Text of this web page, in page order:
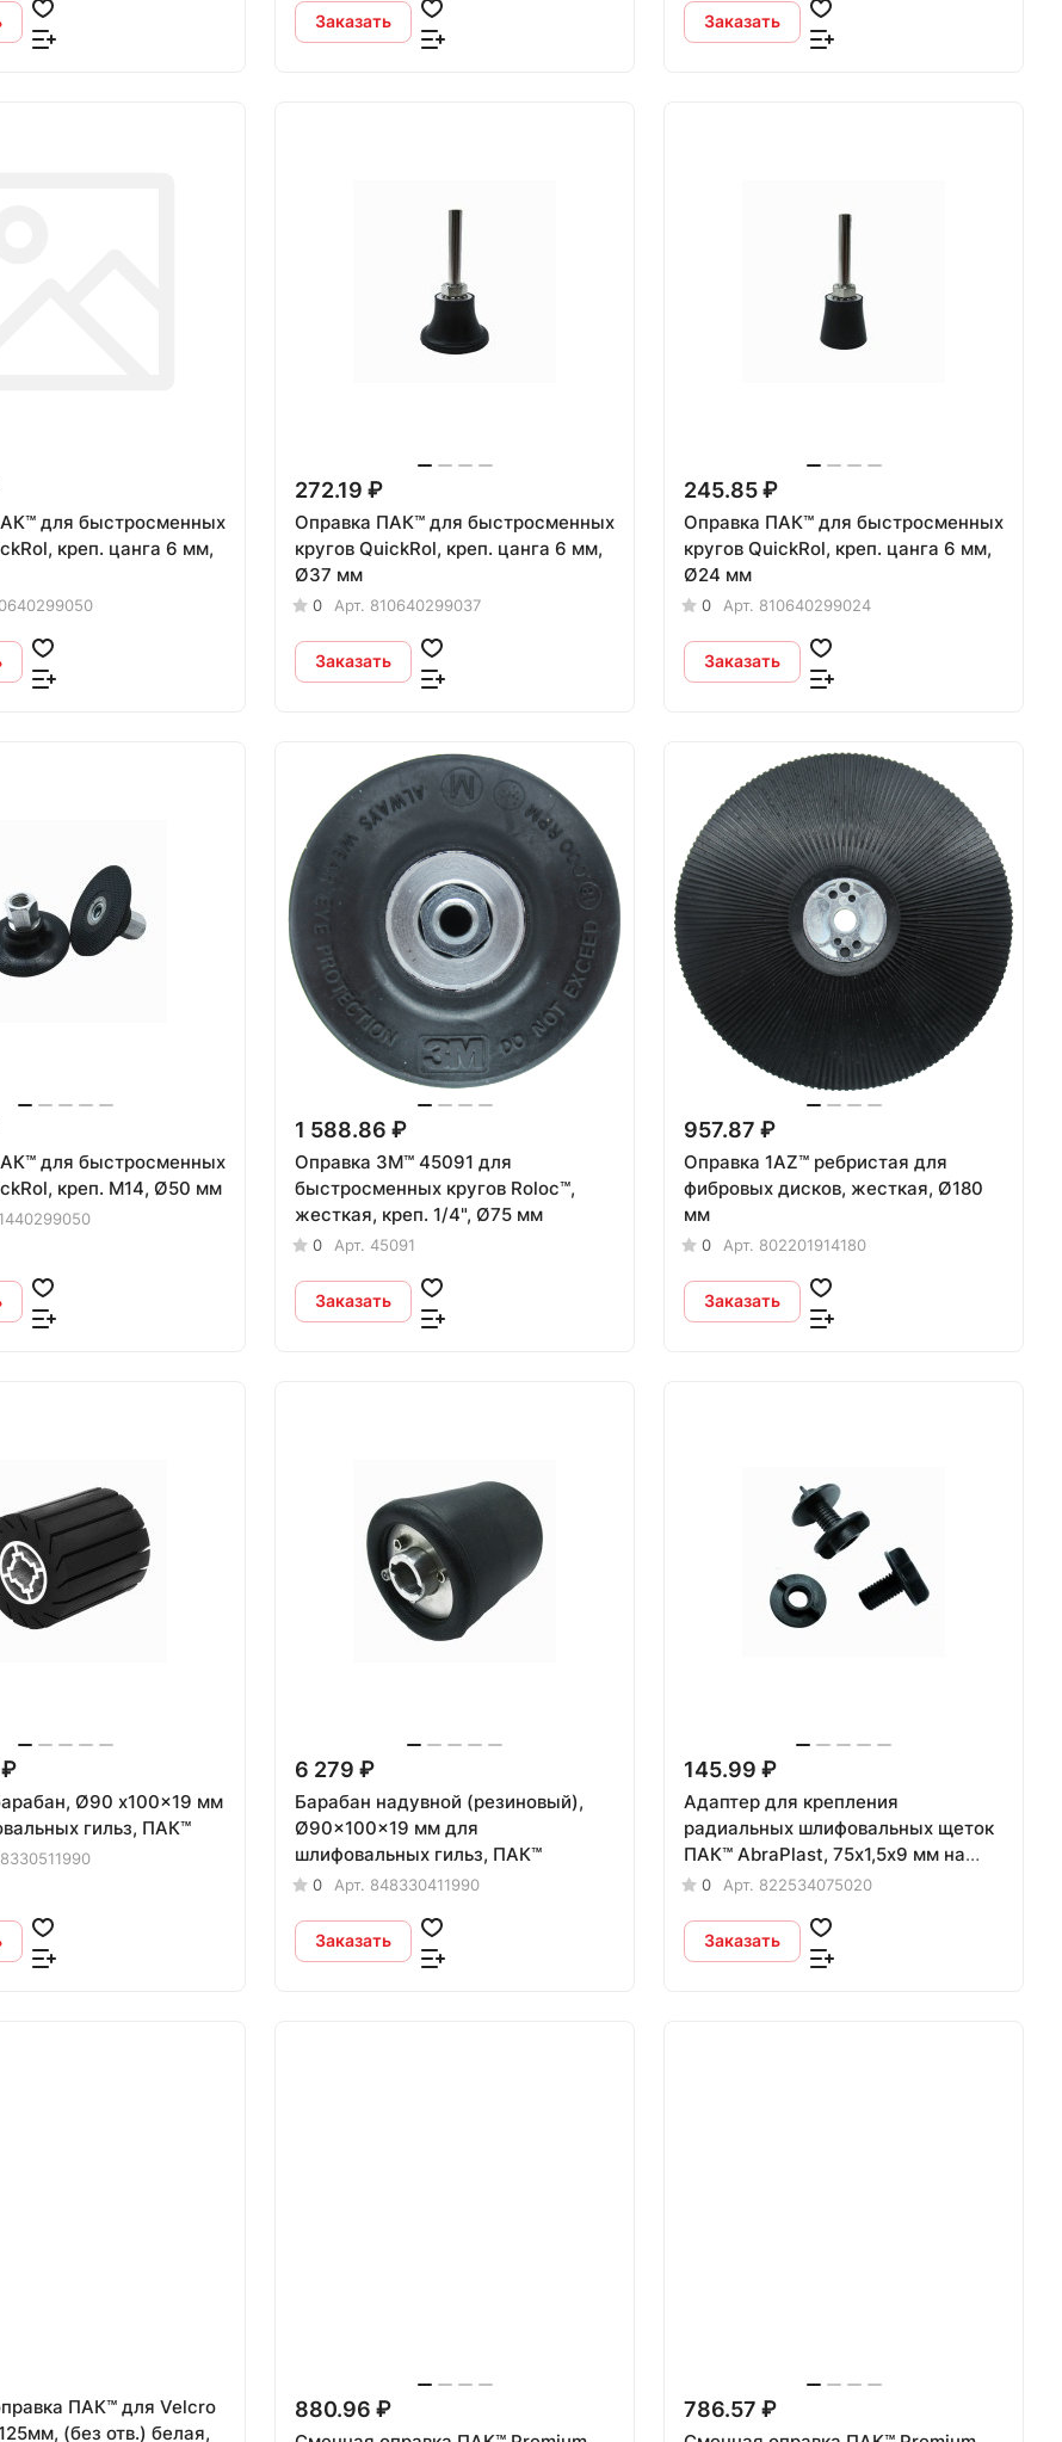
Заказать Заказать
для быстросменных
креп. цанга 6 мм,
272.19 ₽
Оправка ПАК™ для быстросменных
кругов QuickRol, креп. цанга 6 мм,
Ø37 мм
0 Арт. 810640299037
Заказать
245.85 ₽
Оправка ПАК™ для быстросменных
кругов QuickRol, креп. цанга 6 мм,
Ø24 мм
0 Арт. 810640299024
Заказать
для быстросменных
креп. M14, Ø50 мм
1 588.86 ₽
Оправка 3M™ 45091 для
быстросменных кругов Roloc™,
жесткая, креп. 1/4", Ø75 мм
0 Арт. 45091
Заказать
957.87 ₽
Оправка 1АZ™ ребристая для
фибровых дисков, жесткая, Ø180
мм
0 Арт. 802201914180
Заказать
Ø90 x100x19 мм
гильз, ПАК™
6 279 ₽
Барабан надувной (резиновый),
Ø90x100x19 мм для
шлифовальных гильз, ПАК™
0 Арт. 848330411990
Заказать
145.99 ₽
Адаптер для крепления
радиальных шлифовальных щеток
ПАК™ AbraPlast, 75х1,5х9 мм на
конический шпиндель
0 Арт. 822534075020
Заказать
ПАК™ для Velcro
(без отв.) белая,
880.96 ₽ 786.57 ₽